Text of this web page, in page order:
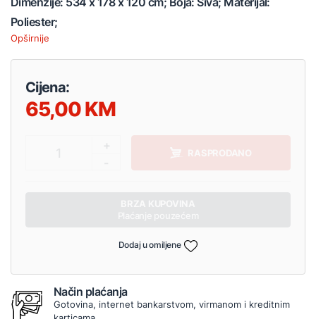
Poliester;
Opširnije
Cijena:
65,00
RASPRODANO
Dodaj u omiljene
Način plaćanja
Gotovina, internet bankarstvom, virmanom i kreditnim